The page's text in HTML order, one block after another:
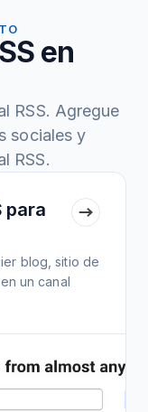
en
RSS. Agregue
sociales y
RSS.
para
blog, sitio de
un canal